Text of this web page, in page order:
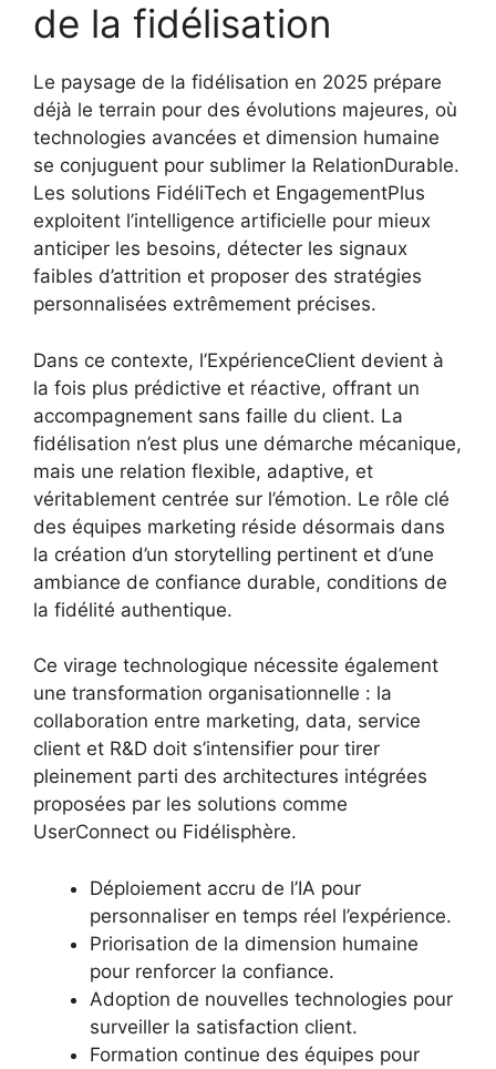
de la fidélisation
Le paysage de la fidélisation en 2025 prépare
déjà le terrain pour des évolutions majeures, où
technologies avancées et dimension humaine
se conjuguent pour sublimer la RelationDurable.
Les solutions FidéliTech et EngagementPlus
exploitent l’intelligence artificielle pour mieux
anticiper les besoins, détecter les signaux
faibles d’attrition et proposer des stratégies
personnalisées extrêmement précises.
Dans ce contexte, l’ExpérienceClient devient à
la fois plus prédictive et réactive, offrant un
accompagnement sans faille du client. La
fidélisation n’est plus une démarche mécanique,
mais une relation flexible, adaptive, et
véritablement centrée sur l’émotion. Le rôle clé
des équipes marketing réside désormais dans
la création d’un storytelling pertinent et d’une
ambiance de confiance durable, conditions de
la fidélité authentique.
Ce virage technologique nécessite également
une transformation organisationnelle : la
collaboration entre marketing, data, service
client et R&D doit s’intensifier pour tirer
pleinement parti des architectures intégrées
proposées par les solutions comme
UserConnect ou Fidélisphère.
Déploiement accru de l’IA pour
personnaliser en temps réel l’expérience.
Priorisation de la dimension humaine
pour renforcer la confiance.
Adoption de nouvelles technologies pour
surveiller la satisfaction client.
Formation continue des équipes pour